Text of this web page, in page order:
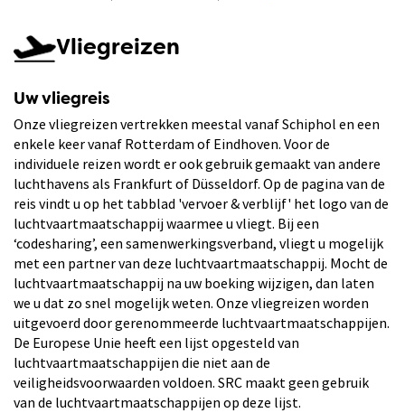
Vliegreizen
Uw vliegreis
Onze vliegreizen vertrekken meestal vanaf Schiphol en een
enkele keer vanaf Rotterdam of Eindhoven. Voor de
individuele reizen wordt er ook gebruik gemaakt van andere
luchthavens als Frankfurt of Düsseldorf. Op de pagina van de
reis vindt u op het tabblad 'vervoer & verblijf' het logo van de
luchtvaartmaatschappij waarmee u vliegt. Bij een
‘codesharing’, een samenwerkingsverband, vliegt u mogelijk
met een partner van deze luchtvaartmaatschappij. Mocht de
luchtvaartmaatschappij na uw boeking wijzigen, dan laten
we u dat zo snel mogelijk weten. Onze vliegreizen worden
uitgevoerd door gerenommeerde luchtvaartmaatschappijen.
De Europese Unie heeft een lijst opgesteld van
luchtvaartmaatschappijen die niet aan de
veiligheidsvoorwaarden voldoen. SRC maakt geen gebruik
van de luchtvaartmaatschappijen op deze lijst.